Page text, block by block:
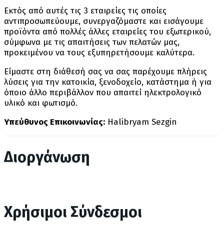
Εκτός από αυτές τις 3 εταιρείες τις οποίες
αντιπροσωπεύουμε, συνεργαζόμαστε και εισάγουμε
προϊόντα από πολλές άλλες εταιρείες του εξωτερικού,
σύμφωνα με τις απαιτήσεις των πελατών μας,
προκειμένου να τους εξυπηρετήσουμε καλύτερα.
Είμαστε στη διάθεσή σας να σας παρέχουμε πλήρεις
λύσεις για την κατοικία, ξενοδοχείο, κατάστημα ή για
όποιο άλλο περιβάλλον που απαιτεί ηλεκτρολογικό
υλικό και φωτισμό.
Yπεύθυνος Επικοινωνίας: Ηalibryam Sezgin
Διοργάνωση
Χρήσιμοι Σύνδεσμοι